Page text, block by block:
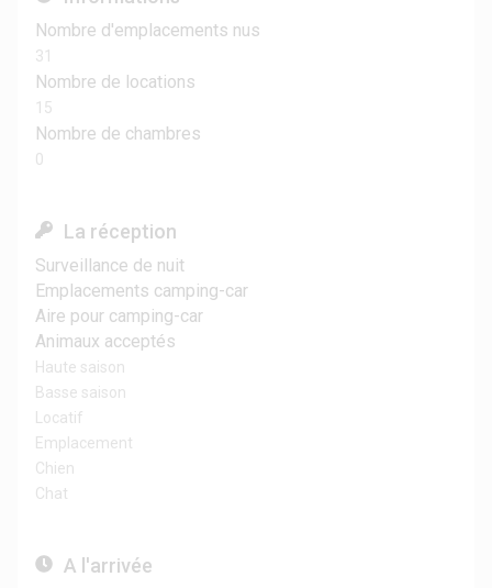
Nombre d'emplacements nus
31
Nombre de locations
15
Nombre de chambres
0
La réception
Surveillance de nuit
Emplacements camping-car
Aire pour camping-car
Animaux acceptés
Haute saison
Basse saison
Locatif
Emplacement
Chien
Chat
A l'arrivée